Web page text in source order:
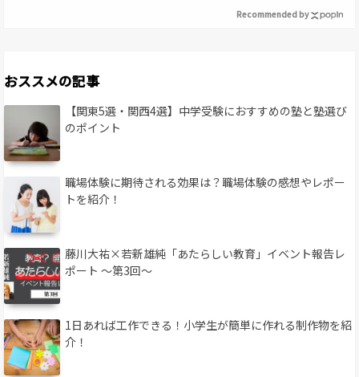
Recommended by
おススメの記事
【関東5選・関西4選】中学受験におすすめの塾と塾選び
のポイント
職場体験に期待される効果は？職場体験の感想やレポー
トを紹介！
藤川大祐×若新雄純「あたらしい教育」イベント報告レ
ポート 〜第3回〜
1日あれば工作できる！小学生が簡単に作れる制作物を紹
介！